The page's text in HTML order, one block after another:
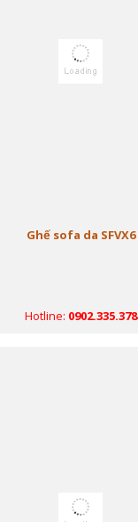
Ghế sofa da SFVX6
Hotline: 0902.335.378